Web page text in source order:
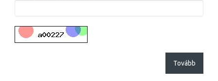
Tovább